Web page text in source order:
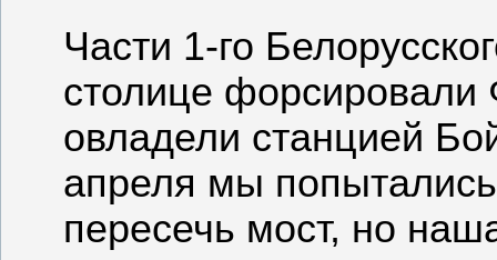
Части 1-го
столице форсировали
овладели станцией
апреля мы попытались
пересечь мост, но